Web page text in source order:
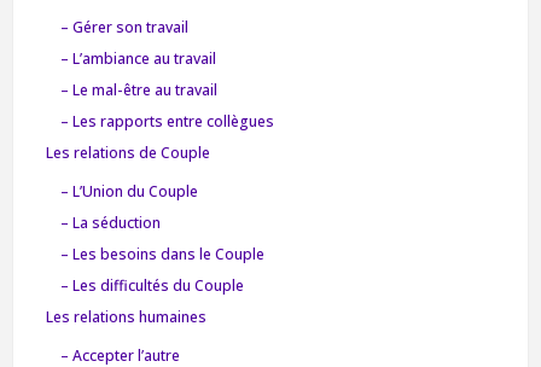
– Gérer son travail
– L’ambiance au travail
– Le mal-être au travail
– Les rapports entre collègues
Les relations de Couple
– L’Union du Couple
– La séduction
– Les besoins dans le Couple
– Les difficultés du Couple
Les relations humaines
– Accepter l’autre